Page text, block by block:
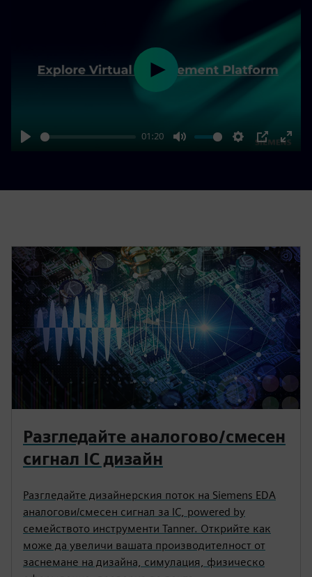
01:20
Play
Разгледайте аналогово/смесен
сигнал IC дизайн
Разгледайте дизайнерския поток на Siemens EDA
аналогови/смесен сигнал за IC, powered by
семейството инструменти Tanner. Открийте как
може да увеличи вашата производителност от
заснемане на дизайна, симулация, физическо